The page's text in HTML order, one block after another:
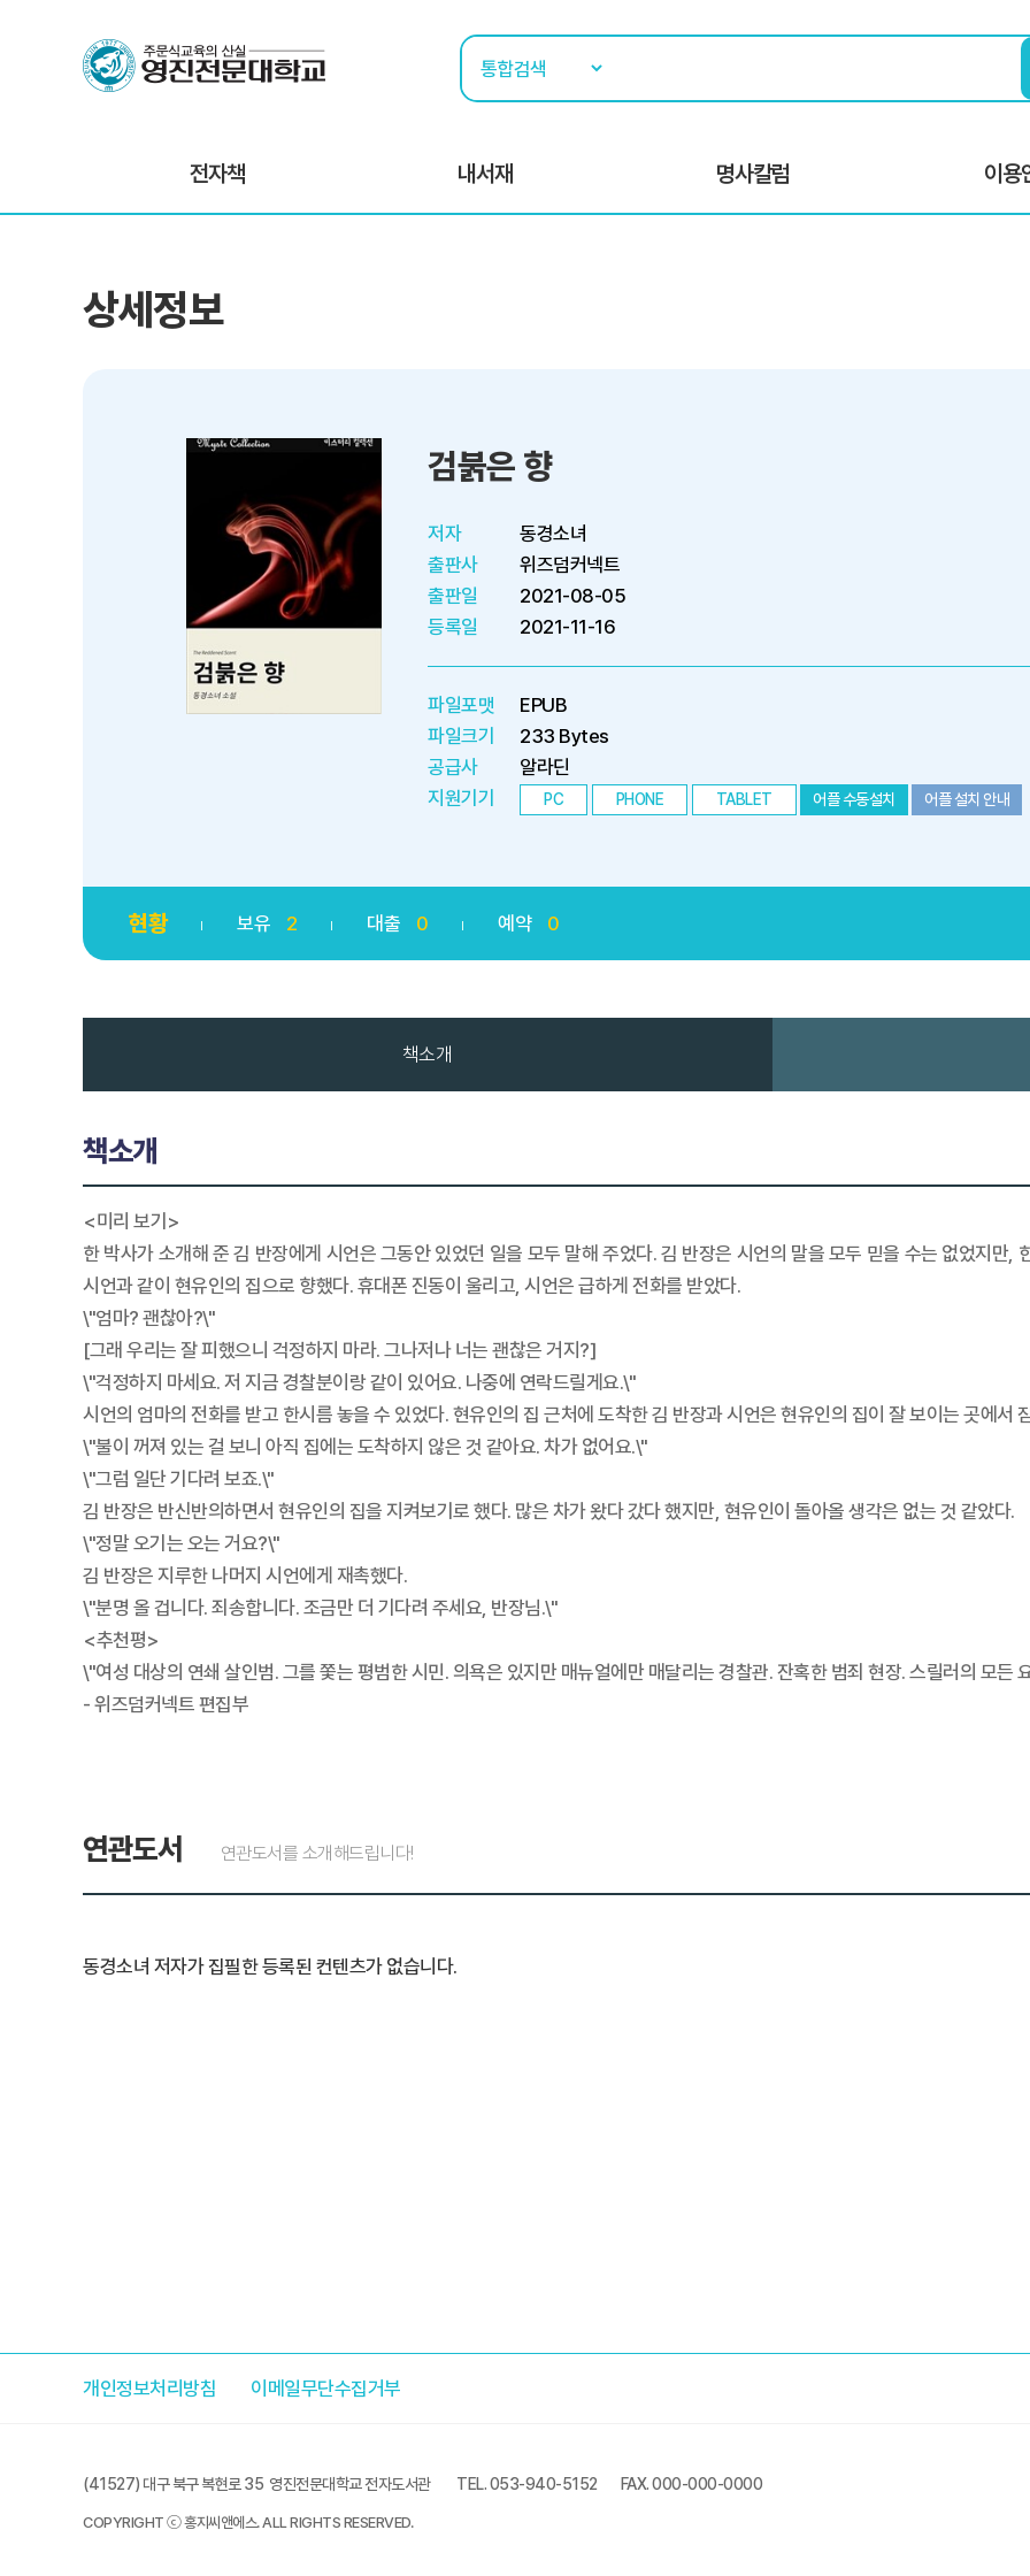
전자책 내서재 명사칼럼 이용
상세정보
검붉은 향
저자
동경소녀
출판사
위즈덤커넥트
출판일
2021-08-05
등록일
2021-11-16
파일포맷
EPUB
파일크기
233 Bytes
공급사
알라딘
지원기기
PC PHONE TABLET 어플 수동설치 어플 설치 안내
현황 보유 2 대출 0 예약 0
책소개
책소개
<미리 보기>
한 박사가 소개해 준 김 반장에게 시언은 그동안 있었던 일을 모두 말해 주었다. 김 반장은 시언의 말을 모두 믿을 수는 없었지만,
시언과 같이 현유인의 집으로 향했다. 휴대폰 진동이 울리고, 시언은 급하게 전화를 받았다.
\"엄마? 괜찮아?\"
[그래 우리는 잘 피했으니 걱정하지 마라. 그나저나 너는 괜찮은 거지?]
\"걱정하지 마세요. 저 지금 경찰분이랑 같이 있어요. 나중에 연락드릴게요.\"
시언의 엄마의 전화를 받고 한시름 놓을 수 있었다. 현유인의 집 근처에 도착한 김 반장과 시언은 현유인의 집이 잘 보이는 곳에서
\"불이 꺼져 있는 걸 보니 아직 집에는 도착하지 않은 것 같아요. 차가 없어요.\"
\"그럼 일단 기다려 보죠.\"
김 반장은 반신반의하면서 현유인의 집을 지켜보기로 했다. 많은 차가 왔다 갔다 했지만, 현유인이 돌아올 생각은 없는 것 같았다.
\"정말 오기는 오는 거요?\"
김 반장은 지루한 나머지 시언에게 재촉했다.
\"분명 올 겁니다. 죄송합니다. 조금만 더 기다려 주세요, 반장님.\"
<추천평>
\"여성 대상의 연쇄 살인범. 그를 쫓는 평범한 시민. 의욕은 있지만 매뉴얼에만 매달리는 경찰관. 잔혹한 범죄 현장. 스릴러의 모든
- 위즈덤커넥트 편집부
연관도서 연관도서를 소개해드립니다!
동경소녀 저자가 집필한 등록된 컨텐츠가 없습니다.
개인정보처리방침 이메일무단수집거부
(41527) 대구 북구 복현로 35 영진전문대학교 전자도서관 TEL. 053-940-5152 FAX. 000-000-0000
COPYRIGHT ⓒ 홍지씨앤에스. ALL RIGHTS RESERVED.